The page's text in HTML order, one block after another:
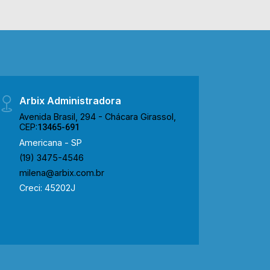
Arbix Administradora
Avenida Brasil, 294 - Chácara Girassol,
CEP:13465-691
Americana - SP
(19) 3475-4546
milena@arbix.com.br
Creci: 45202J